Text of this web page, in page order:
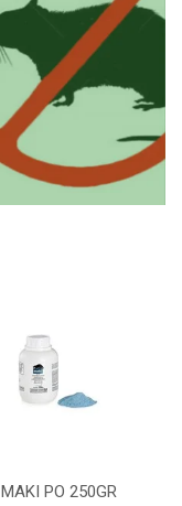
MAKI PO 250GR